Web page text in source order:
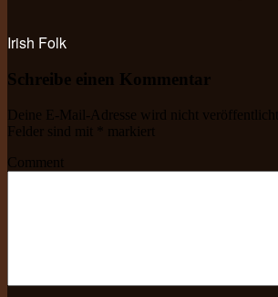
Irish Folk
Schreibe einen Kommentar
Deine E-Mail-Adresse wird nicht veröffentlicht.
Felder sind mit
markiert
Comment